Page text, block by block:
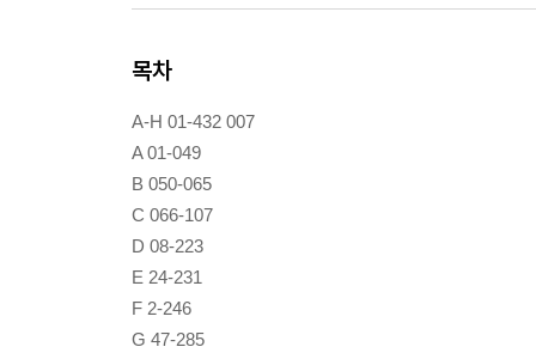
목차
A-H 01-432 007
A 01-049
B 050-065
C 066-107
D 08-223
E 24-231
F 2-246
G 47-285